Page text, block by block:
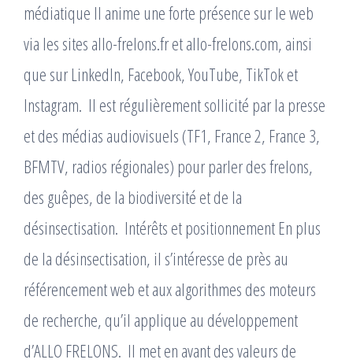
médiatique Il anime une forte présence sur le web
via les sites allo-frelons.fr et allo-frelons.com, ainsi
que sur LinkedIn, Facebook, YouTube, TikTok et
Instagram. ​ Il est régulièrement sollicité par la presse
et des médias audiovisuels (TF1, France 2, France 3,
BFMTV, radios régionales) pour parler des frelons,
des guêpes, de la biodiversité et de la
désinsectisation. ​ Intérêts et positionnement En plus
de la désinsectisation, il s’intéresse de près au
référencement web et aux algorithmes des moteurs
de recherche, qu’il applique au développement
d’ALLO FRELONS. ​ Il met en avant des valeurs de